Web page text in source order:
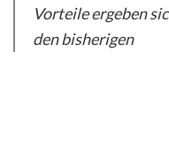
Vorteile ergeben
den bisherigen